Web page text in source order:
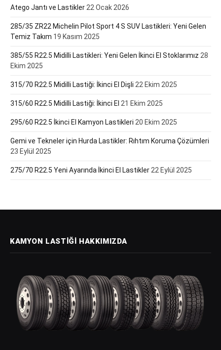
Atego Jantı ve Lastikler22 Ocak 2026
285/35 ZR22 Michelin Pilot Sport 4 S SUV Lastikleri: Yeni Gelen
Temiz Takım 19 Kasım 2025
385/55 R22.5 Midilli Lastikleri: Yeni Gelen İkinci El Stoklarımız 28
Ekim 2025
315/70 R22.5 Midilli Lastiği: İkinci El Dişli 22 Ekim 2025
315/60 R22.5 Midilli Lastiği: İkinci El 21 Ekim 2025
295/60 R22.5 İkinci El Kamyon Lastikleri 20 Ekim 2025
Gemi ve Tekneler için Hurda Lastikler: Rıhtım Koruma Çözümleri
23 Eylül 2025
275/70 R22.5 Yeni Ayarında İkinci El Lastikler22 Eylül 2025
KAMYON LASTIĞI HAKKIMIZDA